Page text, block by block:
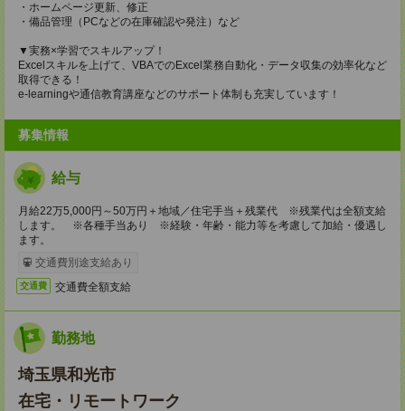
・ホームページ更新、修正
・備品管理（PCなどの在庫確認や発注）など
▼実務×学習でスキルアップ！
Excelスキルを上げて、VBAでのExcel業務自動化・データ収集の効率化など
取得できる！
e-learningや通信教育講座などのサポート体制も充実しています！
募集情報
給与
月給22万5,000円～50万円＋地域／住宅手当＋残業代 ※残業代は全額支給
します。 ※各種手当あり ※経験・年齢・能力等を考慮して加給・優遇し
ます。
交通費別途支給あり
交通費 交通費全額支給
勤務地
埼玉県和光市
在宅・リモートワーク